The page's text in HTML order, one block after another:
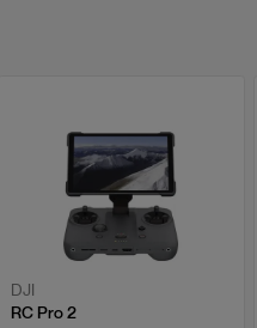
DJI
RC Pro 2